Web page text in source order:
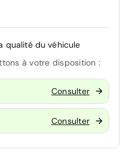
qualité du véhicule
à votre disposition :
Consulter
Consulter